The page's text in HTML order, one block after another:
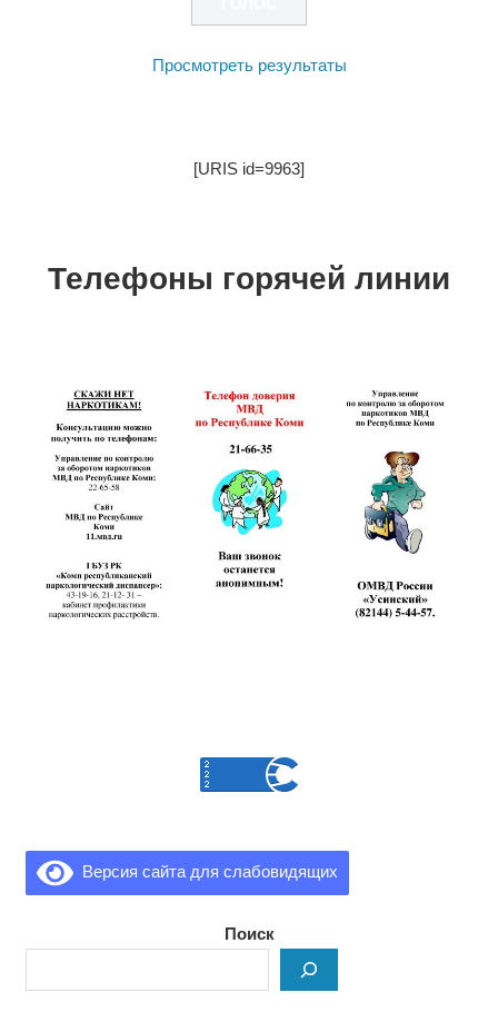
Просмотреть результаты
[URIS id=9963]
Телефоны горячей линии
Версия сайта для слабовидящих
Поиск